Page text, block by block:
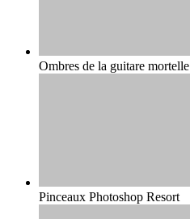
Ombres de la guitare mortelle
Pinceaux Photoshop Resort